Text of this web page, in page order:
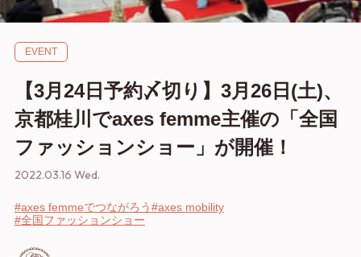
EVENT
【3月24日予約〆切り】3月26日(土)、
京都桂川でaxes femme主催の「全国
ファッションショー」が開催！
2022.03.16 Wed.
#axes femmeでつながろう#axes mobility
#全国ファッションショー